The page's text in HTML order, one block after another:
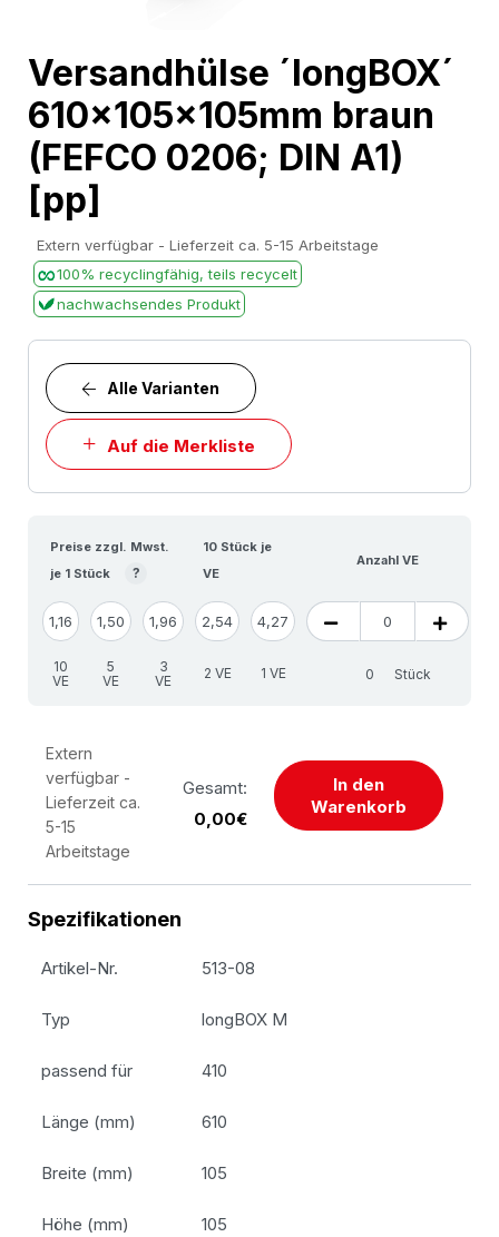
to
the
beginning
of
the
gallery
Versandhülse ´longBOX´
610x105x105mm braun
(FEFCO 0206; DIN A1)
[pp]
Extern verfügbar - Lieferzeit ca. 5-15 Arbeitstage
100% recyclingfähig, teils recycelt
nachwachsendes Produkt
Auf die Merkliste
Alle Varianten
Preise zzgl. Mwst.
je 1 Stück
?
10 Stück je
VE
Anzahl VE
1,16 1,50 1,96 2,54 4,27
10
VE
5
VE
3
VE
2 VE 1 VE Stück
Extern
verfügbar -
Lieferzeit ca.
5-15
Arbeitstage
Gesamt:
0,00€
In den
Warenkorb
Spezifikationen
Artikel-Nr. 513-08
Typ longBOX M
passend für 410
Länge (mm) 610
Breite (mm) 105
Höhe (mm) 105